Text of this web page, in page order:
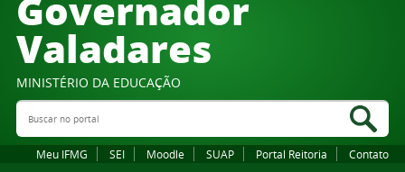
Valadares
MINISTÉRIO DA EDUCAÇÃO
Buscar no portal
Meu IFMG SEI Moodle SUAP Portal Reitoria Contato